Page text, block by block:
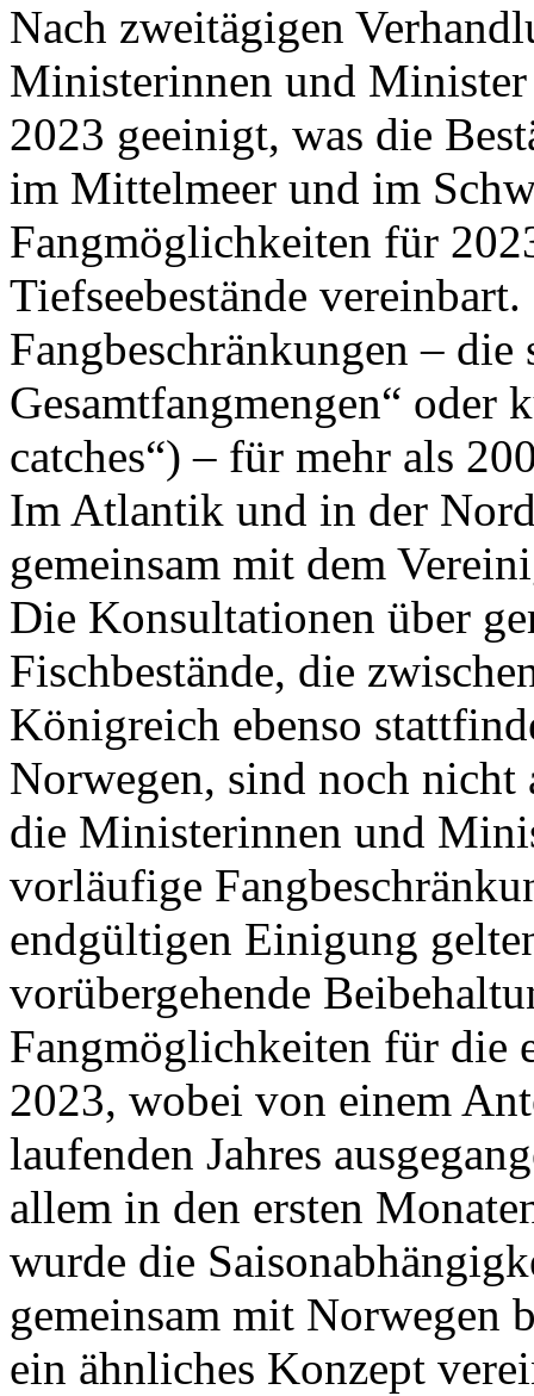
Nach zweitägigen
Ministerinnen und
2023 geeinigt, was die
im Mittelmeer und im
Fangmöglichkeiten für
Tiefseebestände
Fangbeschränkungen – die
Gesamtfangmengen“ oder
catches“) – für mehr als
Im Atlantik und in der
gemeinsam mit dem
Die Konsultationen über
Fischbestände, die
Königreich ebenso
Norwegen, sind noch nicht
die Ministerinnen und
vorläufige
endgültigen Einigung
vorübergehende
Fangmöglichkeiten für die
2023, wobei von einem
laufenden Jahres
allem in den ersten
wurde die
gemeinsam mit Norwegen
ein ähnliches Konzept